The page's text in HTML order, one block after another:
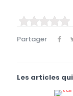
Partager
Les articles